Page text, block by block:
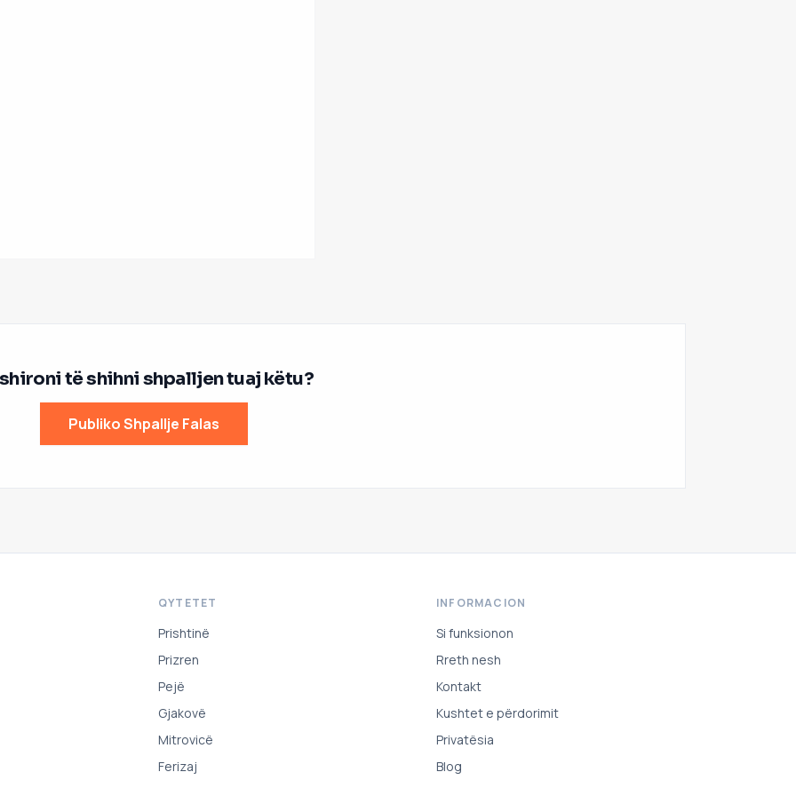
të shihni shpalljen tuaj këtu?
Publiko Shpallje Falas
QYTETET
Prishtinë
Prizren
Pejë
Gjakovë
Mitrovicë
Ferizaj
INFORMACION
Si funksionon
Rreth nesh
Kontakt
Kushtet e përdorimit
Privatësia
Blog